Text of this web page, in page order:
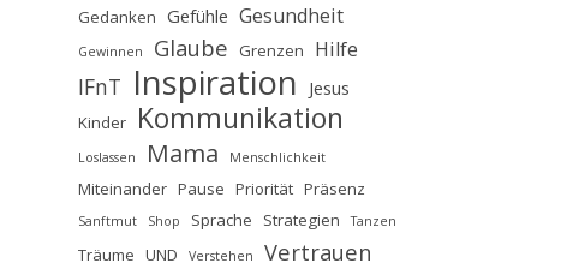
Gedanken Gefühle Gesundheit
Gewinnen Glaube Grenzen Hilfe
IFnT Inspiration Jesus
Kinder Kommunikation
Loslassen Mama Menschlichkeit
Miteinander Pause Priorität Präsenz
Sanftmut Shop Sprache Strategien Tanzen
Träume UND Verstehen Vertrauen